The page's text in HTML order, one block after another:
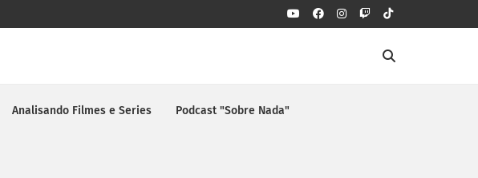
Analisando Filmes e Series Podcast "Sobre Nada"